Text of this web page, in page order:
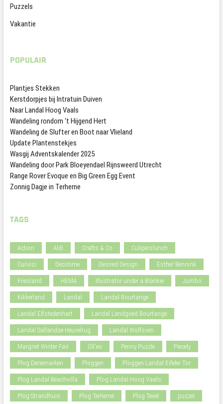
Puzzels
Vakantie
POPULAIR
Plantjes Stekken
Kerstdorpjes bij Intratuin Duiven
Naar Landal Hoog Vaals
Wandeling rondom ‘t Hijgend Hert
Wandeling de Slufter en Boot naar Vlieland
Update Plantenstekjes
Wasgij Adventskalender 2025
Wandeling door Park Bloeyendael Rijnsweerd Utrecht
Range Rover Evoque en Big Green Egg Event
Zonnig Dagje in Terherne
TAGS
Action Aldi Crafts & Co Culiperslunch
Curiosi Decotime Desired Design Esther Bennink
Friesland HEMA Illustrator under a Blankie Jumbo
Kikkerland Landal Landal Bourtange
Landal Elfstedenhart Landal Landgoed Bourtange
Landal Sallandse Heuvelrug Landal Wolfsven
Margriet Winter Fair Oll'eo Penny Puzzle Piecely
Plog Denemarken Ploggen Ploggen Landal Eifeler Tor
Plog Landal Beachvilla Plog Landal Hoog Vaals
Plog Strandhuis Plog Terherne Plog Texel puzzel